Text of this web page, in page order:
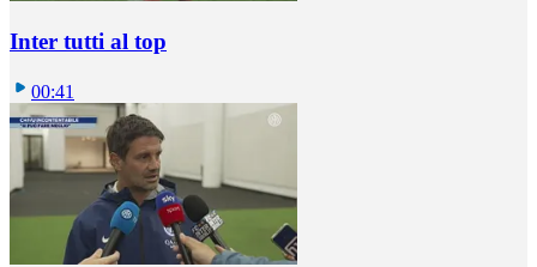
Inter tutti al top
00:41